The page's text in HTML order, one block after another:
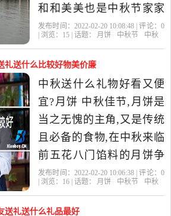
和和美美也是中秋节家家
必备的美食之一,除了月饼
发布时间：2022-02-20 10:08:48 | 评论： 0
| 浏览： 15 | 话题： 月饼 中秋节 中秋
礼送什么比较好物美价廉
中秋送什么礼物好看又便
宜?月饼 中秋佳节,月饼是
当之无愧的主角,又是传统
且必备的食物,在中秋来临
前五花八门馅料的月饼争
相上市,有着一些老式的经
发布时间：2022-02-20 10:06:38 | 评论： 0
| 浏览： 16 | 话题： 月饼 中秋节 中秋
送礼送什么礼品最好